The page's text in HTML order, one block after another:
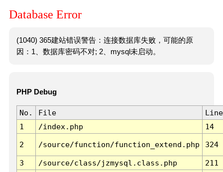
Database Error
(1040) 365建站错误警告：连接数据库失败，可能的原
因：1、数据库密码不对; 2、mysql未启动。
PHP Debug
No. File
Line
1
/index.php 14
2 /source/function/function_extend.php 324
3 /source/class/jzmysql.class.php
211